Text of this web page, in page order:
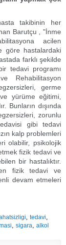
takibinin her
Barutçu , "İnme
acilen
göre hastalardaki
farklı şekilde
tedavi programı
Rehabilitasyon
germe
yürüme eğitimi,
Bunların dışında
zorunlu
gibi tedavi
kalp problemleri
olabilir, psikolojik
fizik tedavi ve
bir hastalıktır.
fizik tedavi ve
devam etmeleri
,tedavi,
, sigara, alkol